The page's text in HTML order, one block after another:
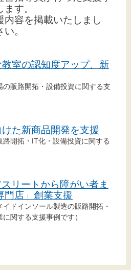
工会について
フリーページ
い合わせ
準 拡大
白 黄
す。
容を掲載いたしまし
。
室の認知度アップ、新
販路開拓・設備投資に関する支
た新商品開発を支援
開拓・IT化・設備投資に関する
リートから障がい者ま
門店」創業支援
ドインソール製造の販路開拓・
関する支援事例です）